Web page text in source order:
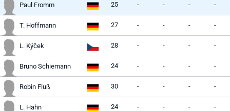
Paul Fromm 25 - - - -
T. Hoffmann 27 - - - -
L. Kýček 28 - - - -
Bruno Schiemann 24 - - - -
Robin Fluß 30 - - - -
L. Hahn 24 - - - -